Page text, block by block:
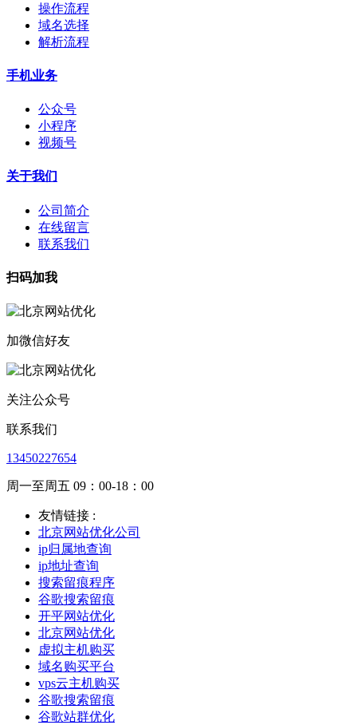
操作流程
域名选择
解析流程
手机业务
公众号
小程序
视频号
关于我们
公司简介
在线留言
联系我们
扫码加我
加微信好友
关注公众号
联系我们
13450227654
周一至周五 09：00-18：00
友情链接 :
北京网站优化公司
ip归属地查询
ip地址查询
搜索留痕程序
谷歌搜索留痕
开平网站优化
北京网站优化
虚拟主机购买
域名购买平台
vps云主机购买
谷歌搜索留痕
谷歌站群优化